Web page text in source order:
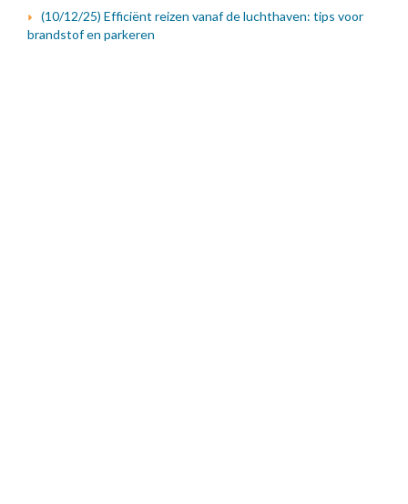
(10/12/25) Efficiënt reizen vanaf de luchthaven: tips voor
brandstof en parkeren